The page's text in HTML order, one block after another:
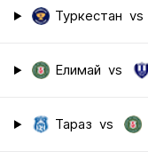
Туркестан vs
Елимай vs
Тараз vs